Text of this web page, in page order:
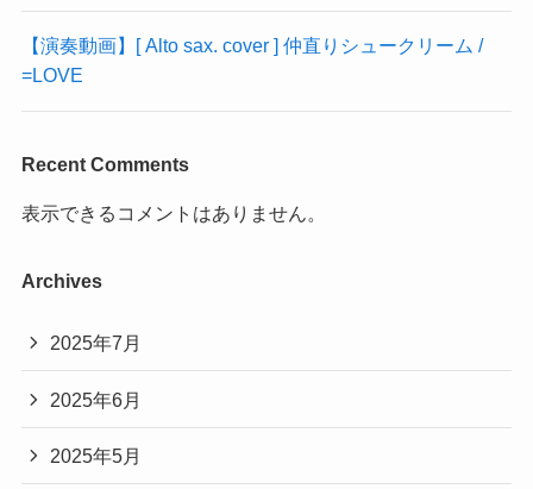
【演奏動画】[ Alto sax. cover ] 仲直りシュークリーム /
=LOVE
Recent Comments
表示できるコメントはありません。
Archives
2025年7月
2025年6月
2025年5月